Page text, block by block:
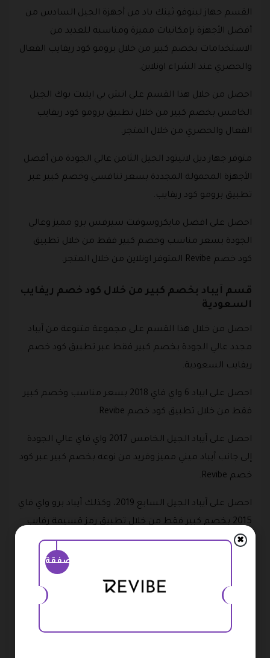
القسم جهاز لينوفو ثينك باد من أجهزة الجيل السادس من
أفضل الأجهزة بإمكانيات مميزة ومناسبة للعديد من
الاستخدامات بخصم كبير من خلال برومو كود ريفايب الفعال
والحصري عند الشراء اونلاين.
احصل من خلال هذا القسم على اتش بي ايليت بوك الجيل
الخامس بخصم كبير من خلال تطبيق برومو كود ريفايب
الفعال والحصري من خلال المتجر.
متوفر جهاز ديل لاتيتود الجيل الثامن عالي الجودة من أفضل
الأجهزة المحمولة المجددة بسعر تنافسي وخصم كبير عبر
تطبيق برومو كود ريفايب.
احصل على افضل مايكروسوفت سيرفس برو مميز وعالي
الجودة بسعر مناسب وخصم كبير فقط من خلال تطبيق
كود خصم Revibe المتوفر اونلاين من خلال المتجر.
قسم آيباد بخصم كبير من خلال كود خصم ريفايب
السعودية
احصل من خلال هذا القسم على مجموعة متنوعة من آيباد
مجدد عالي الجودة بخصم كبير فقط عبر تطبيق كود خصم
ريفايب السعودية.
احصل على ايباد 6 واي فاي 2018 بسعر مناسب وخصم كبير
فقط من خلال تطبيق كود خصم Revibe.
احصل على آيباد الجيل الخامس 2017 واي فاي عالي الجودة
إلى جانب آيباد ميني مميز وفريد من نوعه بخصم كبير عبر كود
خصم Revibe.
احصل على آيباد الجيل السابع 2019، وكذلك آيباد برو واي فاي
2015 بخصم كبير فقط من خلال تطبيق رمز قسيمة رفايب
الفعال والحصري من خلال المتجر.
متوفر ايباد إير 2013 واي فاي +خلوي مميز بسعر تنافسي
وخصم كبير.
صفقة
✖